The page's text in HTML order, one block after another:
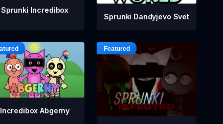
Sprunki Incredibox
Sprunki Dandyjevo Svet
Incredibox Abgerny